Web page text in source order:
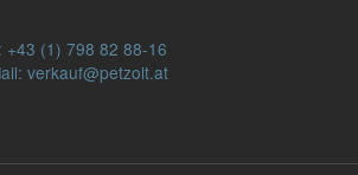
+43 (1) 798 82 88-16
verkauf@petzolt.at